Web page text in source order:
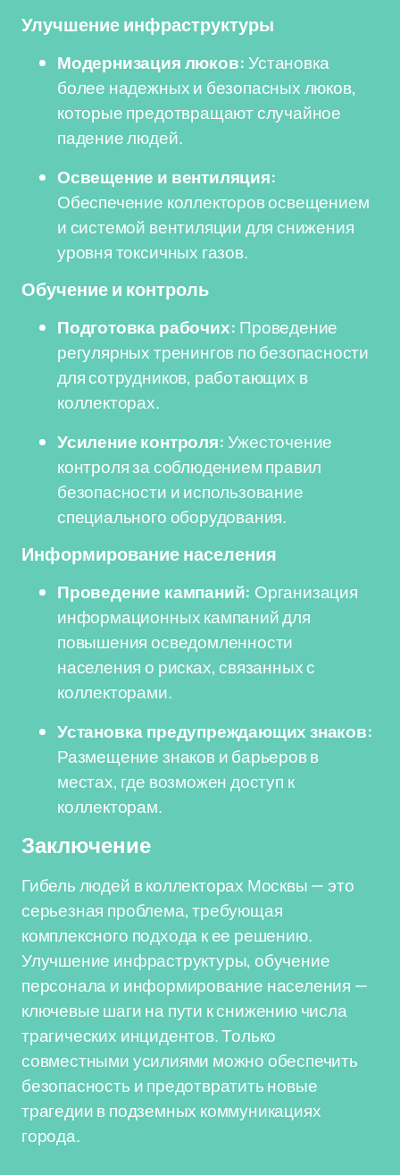
Улучшение инфраструктуры
Модернизация люков:Установка
более надежных и безопасных люков,
которые предотвращают случайное
падение людей.
Освещение и вентиляция:
Обеспечение коллекторов освещением
и системой вентиляции для снижения
уровня токсичных газов.
Обучение и контроль
Подготовка рабочих: Проведение
регулярных тренингов по безопасности
для сотрудников, работающих в
коллекторах.
Усиление контроля:Ужесточение
контроля за соблюдением правил
безопасности и использование
специального оборудования.
Информирование населения
Проведение кампаний: Организация
информационных кампаний для
повышения осведомленности
населения о рисках, связанных с
коллекторами.
Установка предупреждающих знаков:
Размещение знаков и барьеров в
местах, где возможен доступ к
коллекторам.
Заключение
Гибель людей в коллекторах Москвы — это
серьезная проблема, требующая
комплексного подхода к ее решению.
Улучшение инфраструктуры, обучение
персонала и информирование населения —
ключевые шаги на пути к снижению числа
трагических инцидентов. Только
совместными усилиями можно обеспечить
безопасность и предотвратить новые
трагедии в подземных коммуникациях
города.